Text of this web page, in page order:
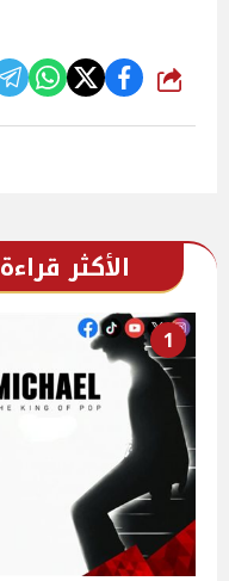
شارك
الأكثر قراءة
1